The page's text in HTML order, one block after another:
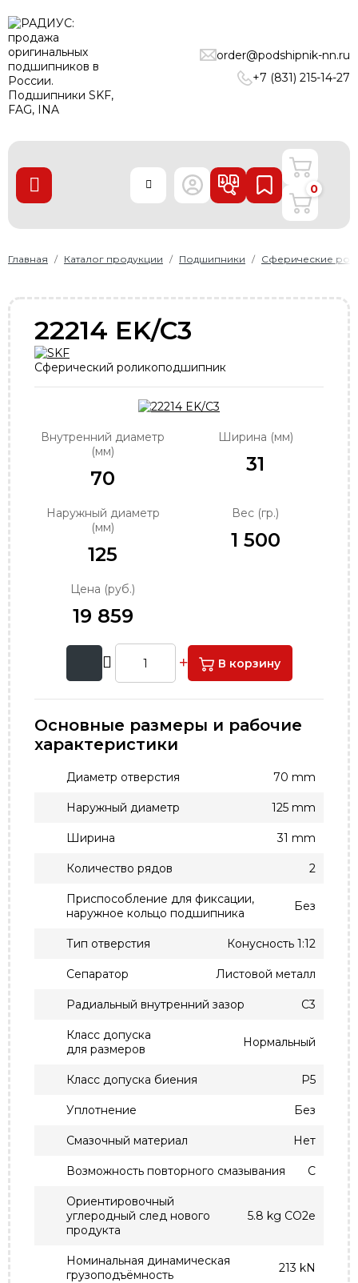
order@podshipnik-nn.ru
+7 (831) 215-14-27
ПОДШИПНИКИ
ЛИНЕЙНЫЕ ТЕХНОЛОГИИ
РЕМНИ
О нас
Доставка и оплата
+7 (831) 215-14-27
order@podshipnik-nn.ru
0
Главная Каталог продукции Подшипники Сферические
22214 EK/C3
Сферический роликоподшипник
Внутренний диаметр
(мм)
70
Ширина (мм)
31
Наружный диаметр
(мм)
125
Вес (гр.)
1 500
Цена (руб.)
19 859
В корзину
Основные размеры и рабочие
характеристики
Диаметр отверстия 70 mm
Наружный диаметр 125 mm
Ширина 31 mm
Количество рядов 2
Приспособление для фиксации,
наружное кольцо подшипника
Без
Тип отверстия Конусность 1:12
Сепаратор Листовой металл
Радиальный внутренний зазор C3
Класс допуска
для размеров
Нормальный
Класс допуска биения P5
Уплотнение Без
Смазочный материал Нет
Возможность повторного смазывания С
Ориентировочный
углеродный след нового
продукта
5.8 kg CO2e
Номинальная динамическая
грузоподъёмность
213 kN